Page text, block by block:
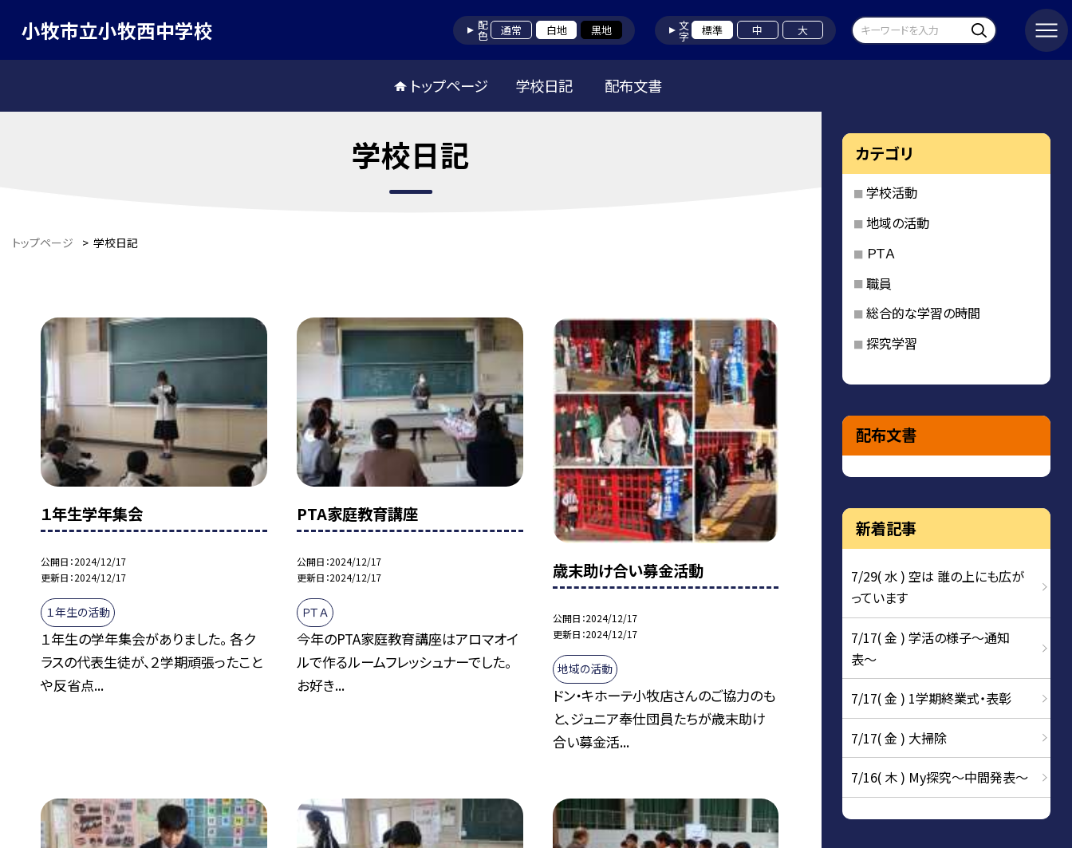
小牧市立小牧西中学校 配色 通常 白地 黒地 文字 標準 中 大
トップページ 学校日記 配布文書
学校日記
トップページ > 学校日記
１年生学年集会
公開日 2024/12/17
更新日 2024/12/17
１年生の活動
１年生の学年集会がありました。 各ク
ラスの代表生徒が、２学期頑張ったこと
や反省点...
PTA家庭教育講座
公開日 2024/12/17
更新日 2024/12/17
ＰＴＡ
今年のPTA家庭教育講座はアロマオイ
ルで作るルームフレッシュナーでした。
お好き...
歳末助け合い募金活動
公開日 2024/12/17
更新日 2024/12/17
地域の活動
ドン・キホーテ小牧店さんのご協力のも
と、ジュニア奉仕団員たちが歳末助け
合い募金活...
カテゴリ
学校活動
地域の活動
ＰＴＡ
職員
総合的な学習の時間
探究学習
配布文書
新着記事
7/29( 水 ) 空は 誰の上にも広が
っています
7/17( 金 ) 学活の様子〜通知
表〜
7/17( 金 ) 1学期終業式・表彰
7/17( 金 ) 大掃除
7/16( 木 ) My探究～中間発表～